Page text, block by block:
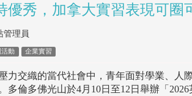
優秀，加拿大實習表現可圈
管理員
活動 企業實習
力交織的當代社會中，青年面對學業、人
多倫多佛光山於4月10日至12日舉辦「